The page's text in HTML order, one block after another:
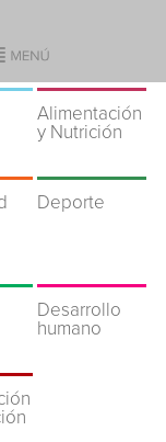
Alimentación
y Nutrición
Deporte
Desarrollo
humano